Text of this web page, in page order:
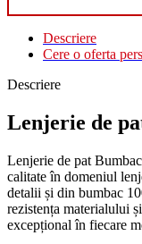
Descriere
Cere o oferta
Descriere
Lenjerie de
Lenjerie de pat
calitate în domeniul
detalii și din bumbac
rezistența materialului
excepțional în fiecare